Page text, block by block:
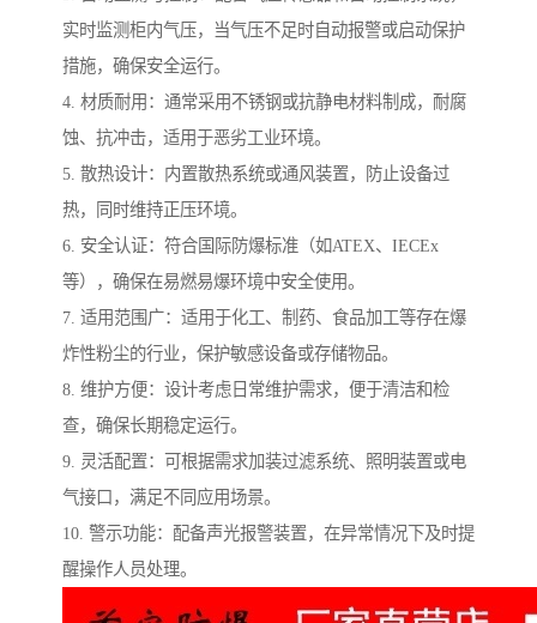
实时监测柜内气压，当气压不足时自动报警或启动保护
措施，确保安全运行。
4. 材质耐用：通常采用不锈钢或抗静电材料制成，耐腐
蚀、抗冲击，适用于恶劣工业环境。
5. 散热设计：内置散热系统或通风装置，防止设备过
热，同时维持正压环境。
6. 安全认证：符合国际防爆标准（如ATEX、IECEx
等），确保在易燃易爆环境中安全使用。
7. 适用范围广：适用于化工、制药、食品加工等存在爆
炸性粉尘的行业，保护敏感设备或存储物品。
8. 维护方便：设计考虑日常维护需求，便于清洁和检
查，确保长期稳定运行。
9. 灵活配置：可根据需求加装过滤系统、照明装置或电
气接口，满足不同应用场景。
10. 警示功能：配备声光报警装置，在异常情况下及时提
醒操作人员处理。